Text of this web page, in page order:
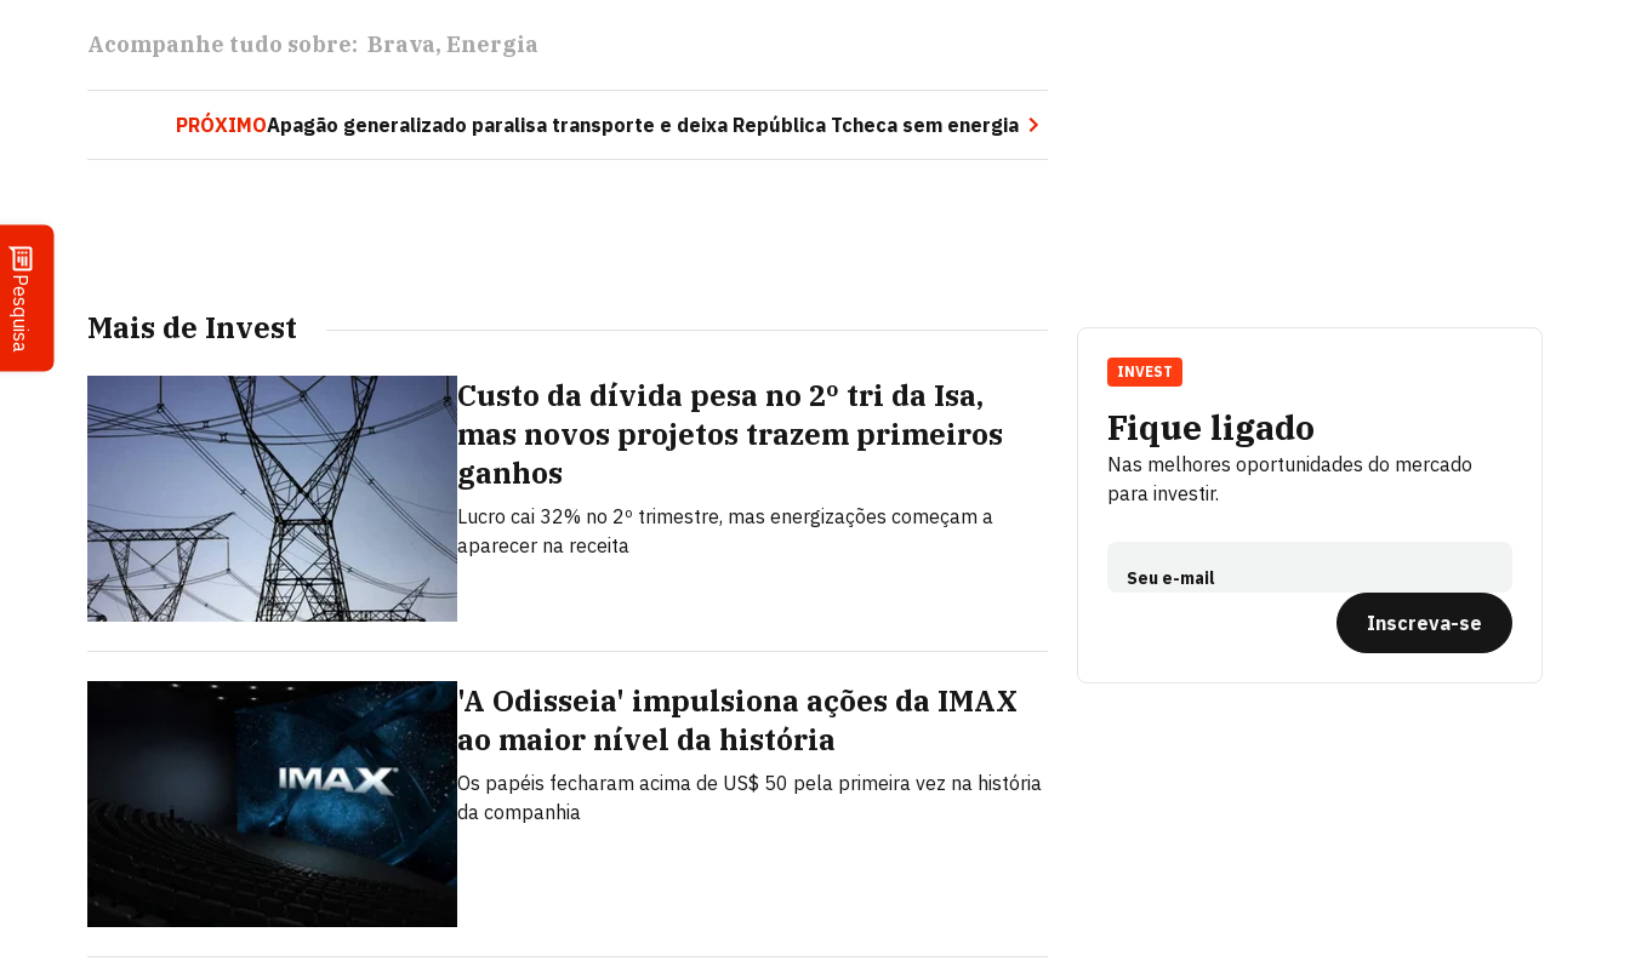
Pesquisa
Acompanhe tudo sobre: Brava Energia
PRÓXIMOApagão generalizado paralisa transporte e deixa República Tcheca sem energia
Mais de Invest
Custo da dívida pesa no 2º tri da Isa,
mas novos projetos trazem primeiros
ganhos
Lucro cai 32% no 2º trimestre, mas energizações começam a
aparecer na receita
'A Odisseia' impulsiona ações da IMAX
ao maior nível da história
Os papéis fecharam acima de US$ 50 pela primeira vez na história
da companhia
Fique ligado
Nas melhores oportunidades do mercado
para investir.
Seu e-mail
Inscreva-se
INVEST